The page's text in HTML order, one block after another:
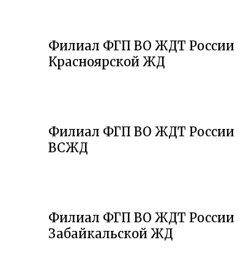
Филиал ФГП ВО ЖДТ России
Красноярской ЖД
Филиал ФГП ВО ЖДТ России
ВСЖД
Филиал ФГП ВО ЖДТ России
Забайкальской ЖД